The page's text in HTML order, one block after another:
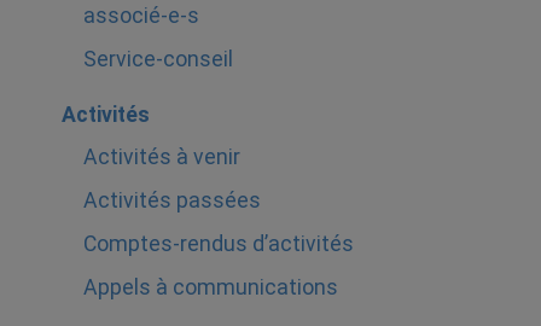
associé-e-s
Service-conseil
Activités
Activités à venir
Activités passées
Comptes-rendus d’activités
Appels à communications